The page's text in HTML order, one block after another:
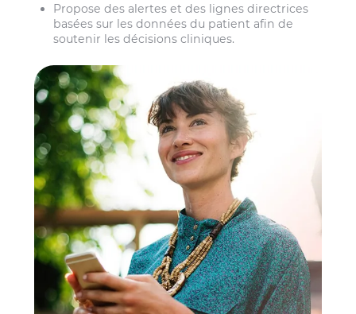
Propose des alertes et des lignes directrices
basées sur les données du patient afin de
soutenir les décisions cliniques.